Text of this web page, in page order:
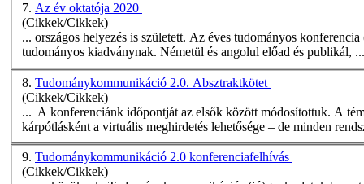
7. Az év oktatója 2020
(Cikkek/Cikkek)
... országos helyezés is született. Az éves tudományos konferencia
tudományos kiadványnak. Németül és angolul előad és publikál, ...
8. Tudománykommunikáció 2.0. Absztraktkötet
(Cikkek/Cikkek)
... A konferenciánk időpontját az elsők között módosítottuk. A
kárpótlásként a virtuális meghirdetés lehetősége – de minden
9. Tudománykommunikáció 2.0 konferenciafelhívás
(Cikkek/Cikkek)